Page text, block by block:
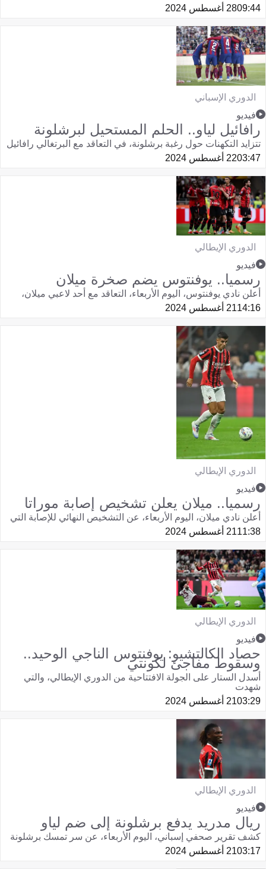
09:4428 أغسطس 2024
الدوري الإسباني
فيديو
رافائيل لياو.. الحلم المستحيل لبرشلونة
تتزايد التكهنات حول رغبة برشلونة، في التعاقد مع البرتغالي رافائيل
03:4722 أغسطس 2024
الدوري الإيطالي
فيديو
رسميا.. يوفنتوس يضم صخرة ميلان
أعلن نادي يوفنتوس، اليوم الأربعاء، التعاقد مع أحد لاعبي ميلان،
14:1621 أغسطس 2024
الدوري الإيطالي
فيديو
رسميا.. ميلان يعلن تشخيص إصابة موراتا
أعلن نادي ميلان، اليوم الأربعاء، عن التشخيص النهائي للإصابة التي
11:3821 أغسطس 2024
الدوري الإيطالي
فيديو
حصاد الكالتشيو: يوفنتوس الناجي الوحيد..
وسقوط مفاجئ لكونتي
أسدل الستار على الجولة الافتتاحية من الدوري الإيطالي، والتي
شهدت
03:2921 أغسطس 2024
الدوري الإيطالي
فيديو
ريال مدريد يدفع برشلونة إلى ضم لياو
كشف تقرير صحفي إسباني، اليوم الأربعاء، عن سر تمسك برشلونة
03:1721 أغسطس 2024